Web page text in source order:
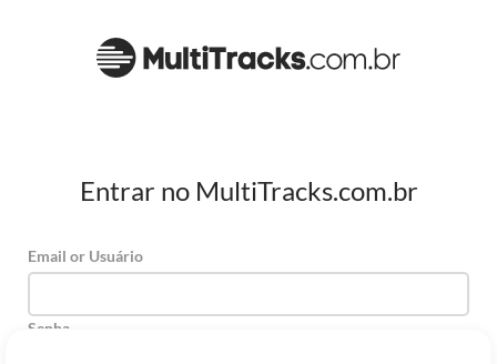
Entrar no MultiTracks.com.br
Email or Usuário
Senha